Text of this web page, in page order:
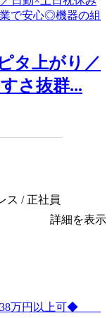
タ上がり／
さ抜群...
ス / 正社員
詳細を表示